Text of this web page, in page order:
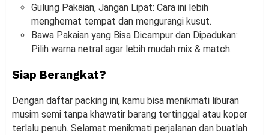
Gulung Pakaian, Jangan Lipat: Cara ini lebih
menghemat tempat dan mengurangi kusut.
Bawa Pakaian yang Bisa Dicampur dan Dipadukan:
Pilih warna netral agar lebih mudah mix & match.
Siap Berangkat?
Dengan daftar packing ini, kamu bisa menikmati liburan
musim semi tanpa khawatir barang tertinggal atau koper
terlalu penuh. Selamat menikmati perjalanan dan buatlah